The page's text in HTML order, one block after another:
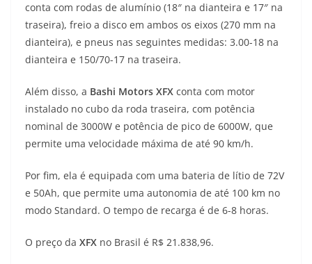
conta com rodas de alumínio (18″ na dianteira e 17″ na
traseira), freio a disco em ambos os eixos (270 mm na
dianteira), e pneus nas seguintes medidas: 3.00-18 na
dianteira e 150/70-17 na traseira.
Além disso, a Bashi Motors XFX conta com motor
instalado no cubo da roda traseira, com potência
nominal de 3000W e potência de pico de 6000W, que
permite uma velocidade máxima de até 90 km/h.
Por fim, ela é equipada com uma bateria de lítio de 72V
e 50Ah, que permite uma autonomia de até 100 km no
modo Standard. O tempo de recarga é de 6-8 horas.
O preço da XFX no Brasil é R$ 21.838,96.